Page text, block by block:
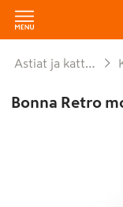
Astiat ja kattaus
Bonna Retro